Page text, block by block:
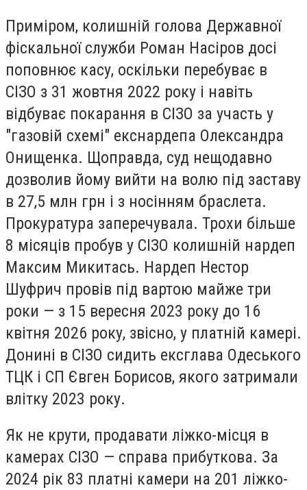
Приміром, колишній голова Державної
фіскальної служби Роман Насіров досі
поповнює касу, оскільки перебуває в
СІЗО з 31 жовтня 2022 року і навіть
відбуває покарання в СІЗО за участь у
"газовій схемі" екснардепа Олександра
Онищенка. Щоправда, суд нещодавно
дозволив йому вийти на волю під заставу
в 27,5 млн грн і з носінням браслета.
Прокуратура заперечувала. Трохи більше
8 місяців пробув у СІЗО колишній нардеп
Максим Микитась. Нардеп Нестор
Шуфрич провів під вартою майже три
роки — з 15 вересня 2023 року до 16
квітня 2026 року, звісно, у платній камері.
Донині в СІЗО сидить ексглава Одеського
ТЦК і СП Євген Борисов, якого затримали
влітку 2023 року.
Як не крути, продавати ліжко-місця в
камерах СІЗО — справа прибуткова. За
2024 рік 83 платні камери на 201 ліжко-